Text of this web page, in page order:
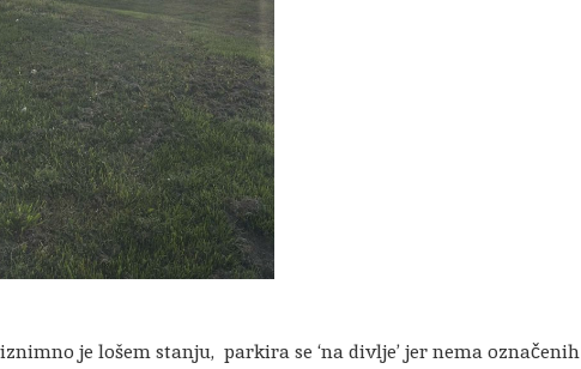
je lošem stanju, parkira se ‘na divlje’ jer nema označenih